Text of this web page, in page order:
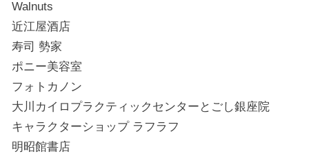
Walnuts
近江屋酒店
寿司 勢家
ポニー美容室
フォトカノン
大川カイロプラクティックセンターとごし銀座院
キャラクターショップ ラフラフ
明昭館書店